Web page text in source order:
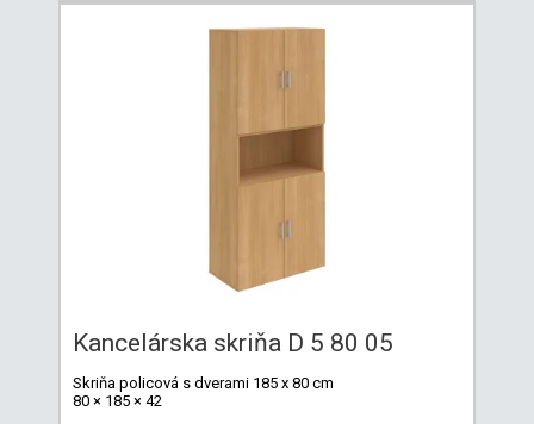
Kancelárska skriňa D 5 80 05
Skriňa policová s dverami 185 x 80 cm
80 × 185 × 42